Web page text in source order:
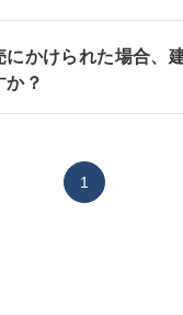
かけられた場合、
か？
1